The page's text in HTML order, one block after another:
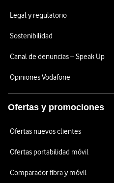
Legal y regulatorio
Sostenibilidad
Canal de denuncias – Speak Up
Opiniones Vodafone
Ofertas y promociones
Ofertas nuevos clientes
Ofertas portabilidad móvil
Comparador fibra y móvil